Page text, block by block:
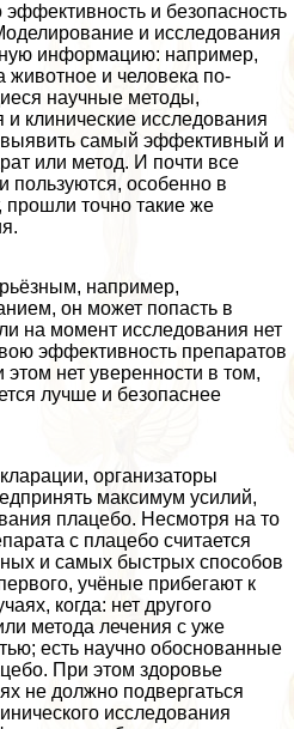
эффективность и безопасность
и исследования
информацию: например,
животное и человека по-
научные методы,
и клинические исследования
самый эффективный и
или метод. И почти все
пользуются, особенно в
прошли точно такие же
например,
он может попасть в
на момент исследования нет
эффективность препаратов
нет уверенности в том,
лучше и безопаснее
организаторы
максимум усилий,
плацебо. Несмотря на то
с плацебо считается
и самых быстрых способов
учёные прибегают к
когда: нет другого
метода лечения с уже
есть научно обоснованные
При этом здоровье
не должно подвергаться
исследования